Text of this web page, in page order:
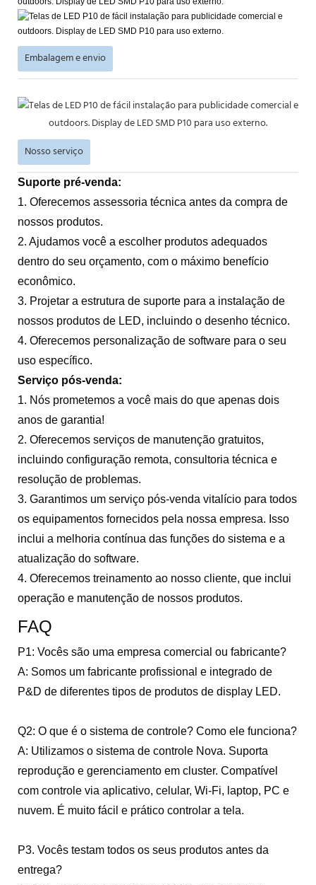
Embalagem e envio
Nosso serviço
Suporte pré-venda:
1. Oferecemos assessoria técnica antes da compra de
nossos produtos.
2. Ajudamos você a escolher produtos adequados
dentro do seu orçamento, com o máximo benefício
econômico.
3. Projetar a estrutura de suporte para a instalação de
nossos produtos de LED, incluindo o desenho técnico.
4. Oferecemos personalização de software para o seu
uso específico.
Serviço pós-venda:
1. Nós prometemos a você mais do que apenas dois
anos de garantia!
2. Oferecemos serviços de manutenção gratuitos,
incluindo configuração remota, consultoria técnica e
resolução de problemas.
3. Garantimos um serviço pós-venda vitalício para todos
os equipamentos fornecidos pela nossa empresa. Isso
inclui a melhoria contínua das funções do sistema e a
atualização do software.
4. Oferecemos treinamento ao nosso cliente, que inclui
operação e manutenção de nossos produtos.
FAQ
P1: Vocês são uma empresa comercial ou fabricante?
A: Somos um fabricante profissional e integrado de
P&D de diferentes tipos de produtos de display LED.
Q2: O que é o sistema de controle? Como ele funciona?
A: Utilizamos o sistema de controle Nova. Suporta
reprodução e gerenciamento em cluster. Compatível
com controle via aplicativo, celular, Wi-Fi, laptop, PC e
nuvem. É muito fácil e prático controlar a tela.
P3. Vocês testam todos os seus produtos antes da
entrega?